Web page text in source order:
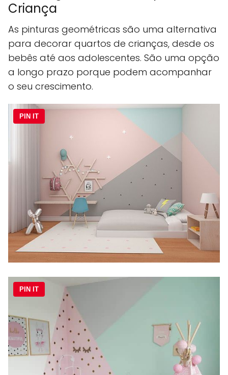
Criança
As pinturas geométricas são uma alternativa
para decorar quartos de crianças, desde os
bebês até aos adolescentes. São uma opção
a longo prazo porque podem acompanhar
o seu crescimento.
PIN IT
PIN IT